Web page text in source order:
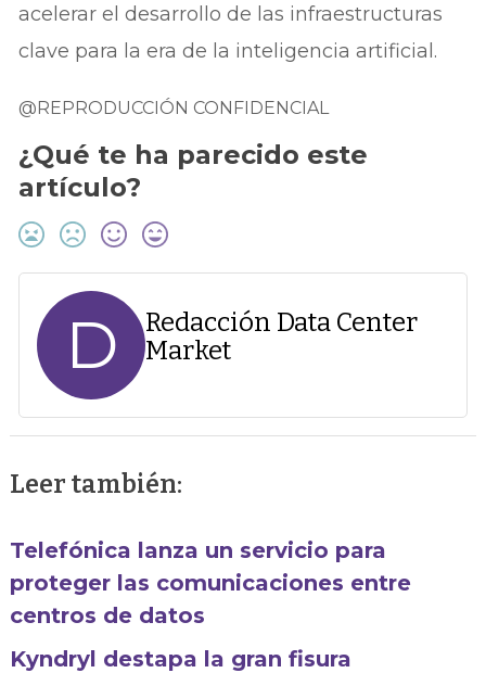
acelerar el desarrollo de las infraestructuras
clave para la era de la inteligencia artificial.
@REPRODUCCIÓN CONFIDENCIAL
¿Qué te ha parecido este
artículo?
D
Redacción Data Center
Market
Leer también:
Telefónica lanza un servicio para
proteger las comunicaciones entre
centros de datos
Kyndryl destapa la gran fisura